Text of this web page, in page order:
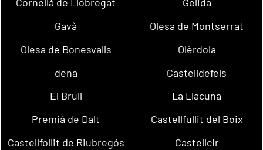
Gavà
Olesa de Montserrat
Olesa de Bonesvalls
Olèrdola
dena
Castelldefels
El Brull
La Llacuna
Premià de Dalt
Castellfullit del Boix
Castellfollit de Riubregós
Castellcir